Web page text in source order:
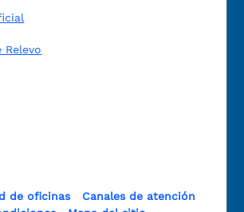
Relevo
de oficinas
Canales de atención